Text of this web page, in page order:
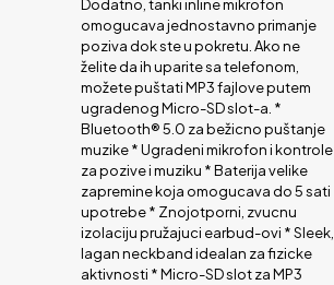
Dodatno, tanki inline mikrofon
omogucava jednostavno primanje
poziva dok ste u pokretu. Ako ne
želite da ih uparite sa telefonom,
možete puštati MP3 fajlove putem
ugradenog Micro-SD slot-a. *
Bluetooth® 5.0 za bežicno puštanje
muzike * Ugradeni mikrofon i kontrole
za pozive i muziku * Baterija velike
zapremine koja omogucava do 5 sati
upotrebe * Znojotporni, zvucnu
izolaciju pružajuci earbud-ovi * Sleek,
lagan neckband idealan za fizicke
aktivnosti * Micro-SD slot za MP3